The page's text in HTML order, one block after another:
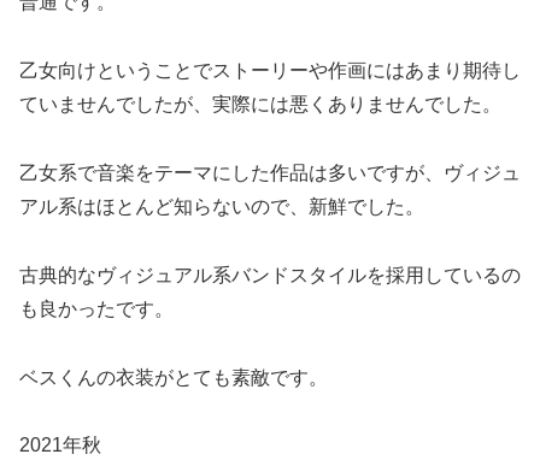
乙女向けということでストーリーや作画にはあまり期待し
ていませんでしたが、実際には悪くありませんでした。
乙女系で音楽をテーマにした作品は多いですが、ヴィジュ
アル系はほとんど知らないので、新鮮でした。
古典的なヴィジュアル系バンドスタイルを採用しているの
も良かったです。
ベスくんの衣装がとても素敵です。
2021年秋